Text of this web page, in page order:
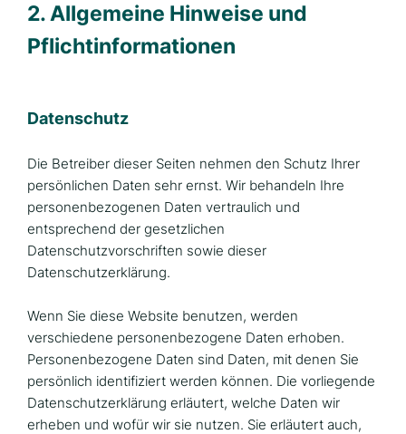
2. Allgemeine Hinweise und
Pflicht­informationen
Datenschutz
Die Betreiber dieser Seiten nehmen den Schutz Ihrer
persönlichen Daten sehr ernst. Wir behandeln Ihre
personenbezogenen Daten vertraulich und
entsprechend der gesetzlichen
Datenschutzvorschriften sowie dieser
Datenschutzerklärung.
Wenn Sie diese Website benutzen, werden
verschiedene personenbezogene Daten erhoben.
Personenbezogene Daten sind Daten, mit denen Sie
persönlich identifiziert werden können. Die vorliegende
Datenschutzerklärung erläutert, welche Daten wir
erheben und wofür wir sie nutzen. Sie erläutert auch,